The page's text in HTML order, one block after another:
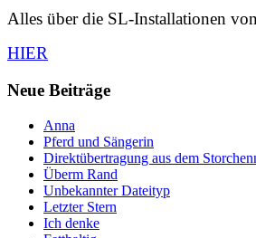
Alles über die SL-Installationen
HIER
Neue Beiträge
Anna
Pferd und Sängerin
Direktübertragung aus dem
Überm Rand
Unbekannter Dateityp
Letzter Stern
Ich denke